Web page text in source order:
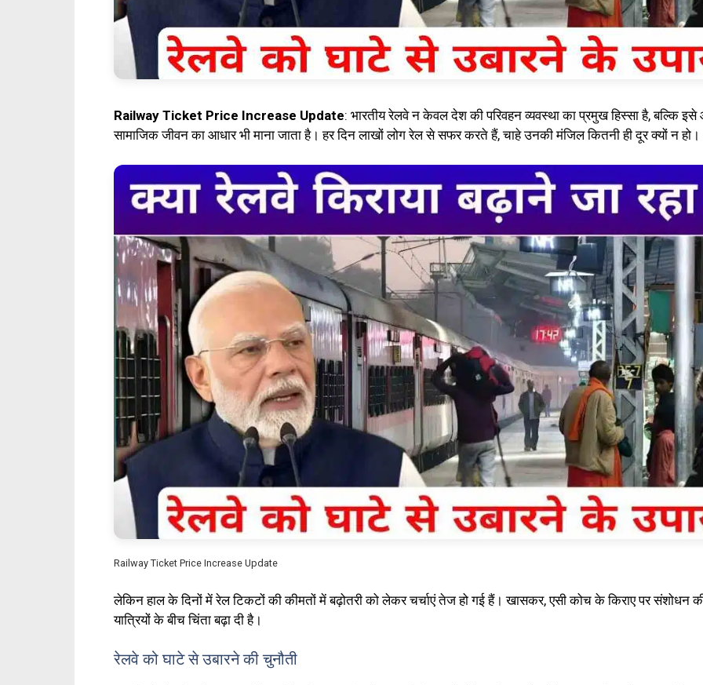
Railway Ticket Price Increase Update: भारतीय रेलवे न केवल देश की परिवहन व्यवस्था का प्रमुख हिस्सा है, बल्कि
सामाजिक जीवन का आधार भी माना जाता है। हर दिन लाखों लोग रेल से सफर करते हैं, चाहे उनकी मंजिल कितनी ही दूर क्यों न हो।
Railway Ticket Price Increase Update
लेकिन हाल के दिनों में रेल टिकटों की कीमतों में बढ़ोतरी को लेकर चर्चाएं तेज हो गई हैं। खासकर, एसी कोच के किराए पर संशोधन
यात्रियों के बीच चिंता बढ़ा दी है।
रेलवे को घाटे से उबारने की चुनौती